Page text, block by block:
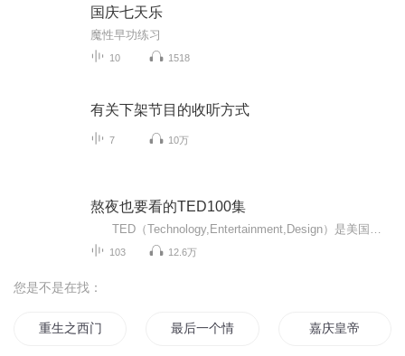
国庆七天乐
魔性早功练习
10 1518
有关下架节目的收听方式
7 10万
熬夜也要看的TED100集
103 12.6万
您是不是在找：
重生之西门庆 最后一个情人节 嘉庆皇帝